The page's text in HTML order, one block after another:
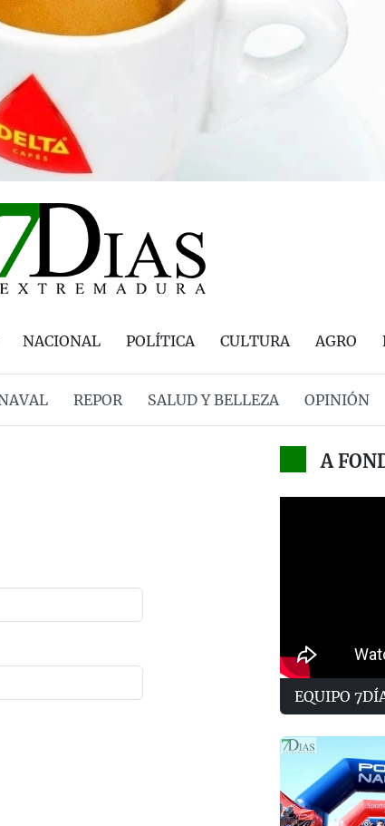
NACIONAL POLÍTICA CULTURA AGRO
REPOR SALUD Y BELLEZA OPINIÓN
A
EQUIPO